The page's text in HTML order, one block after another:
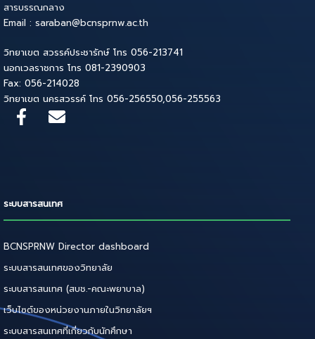
สารบรรณกลาง
Email : saraban@bcnsprnw.ac.th
วิทยาเขต สวรรค์ประชารักษ์ โทร 056-213741
นอกเวลราชการ โทร 081-2390903
Fax: 056-214028
วิทยาเขต นครสวรรค์ โทร 056-256550,056-255563
ระบบสารสนเทศ
BCNSPRNW Director dashboard
ระบบสารสนเทศของวิทยาลัย
ระบบสารสนเทศ (สบช.-คณะพยาบาล)
เว็บไซต์ของหน่วยงานภายในวิทยาลัยฯ
ระบบสารสนเทศที่เกี่ยวกับนักศึกษา